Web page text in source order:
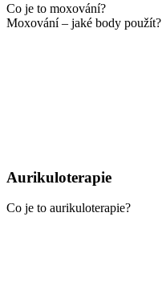
Co je to moxování?
Moxování – jaké body použít?
Aurikuloterapie
Co je to aurikuloterapie?